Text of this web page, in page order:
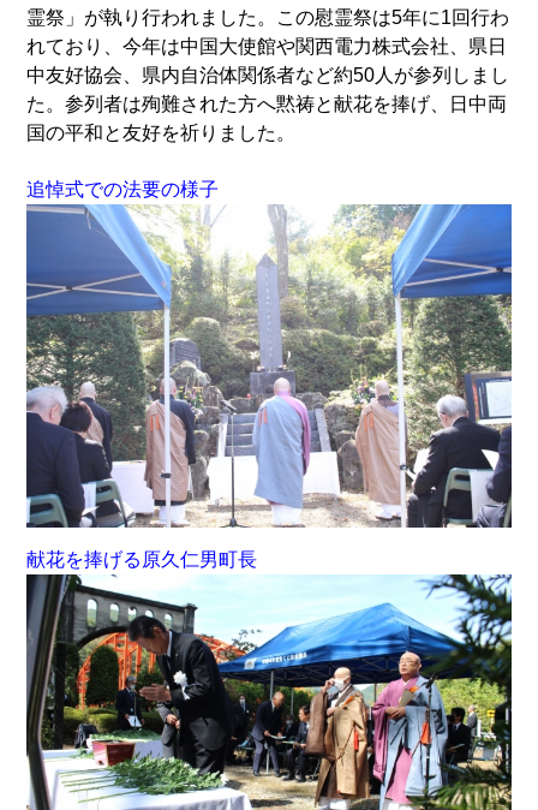
霊祭」が執り行われました。この慰霊祭は5年に1回行わ
れており、今年は中国大使館や関西電力株式会社、県日
中友好協会、県内自治体関係者など約50人が参列しまし
た。参列者は殉難された方へ黙祷と献花を捧げ、日中両
国の平和と友好を祈りました。
追悼式での法要の様子
献花を捧げる原久仁男町長